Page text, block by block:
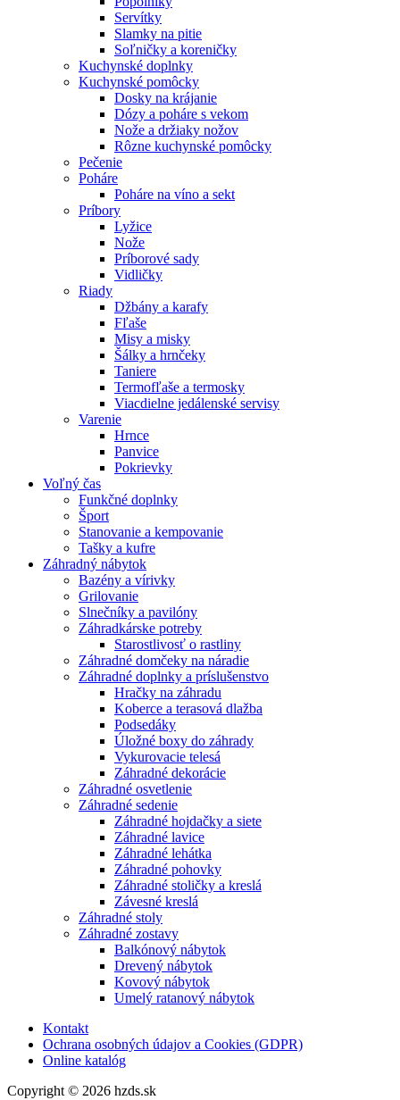
Servítky
Slamky na pitie
Soľničky a koreničky
Kuchynské doplnky
Kuchynské pomôcky
Dosky na krájanie
Dózy a poháre s vekom
Nože a držiaky nožov
Rôzne kuchynské pomôcky
Pečenie
Poháre
Poháre na víno a sekt
Príbory
Lyžice
Nože
Príborové sady
Vidličky
Riady
Džbány a karafy
Fľaše
Misy a misky
Šálky a hrnčeky
Taniere
Termofľaše a termosky
Viacdielne jedálenské servisy
Varenie
Hrnce
Panvice
Pokrievky
Voľný čas
Funkčné doplnky
Šport
Stanovanie a kempovanie
Tašky a kufre
Záhradný nábytok
Bazény a vírivky
Grilovanie
Slnečníky a pavilóny
Záhradkárske potreby
Starostlivosť o rastliny
Záhradné domčeky na náradie
Záhradné doplnky a príslušenstvo
Hračky na záhradu
Koberce a terasová dlažba
Podsedáky
Úložné boxy do záhrady
Vykurovacie telesá
Záhradné dekorácie
Záhradné osvetlenie
Záhradné sedenie
Záhradné hojdačky a siete
Záhradné lavice
Záhradné lehátka
Záhradné pohovky
Záhradné stoličky a kreslá
Závesné kreslá
Záhradné stoly
Záhradné zostavy
Balkónový nábytok
Drevený nábytok
Kovový nábytok
Umelý ratanový nábytok
Kontakt
Ochrana osobných údajov a Cookies (GDPR)
Online katalóg
Copyright © 2026 hzds.sk